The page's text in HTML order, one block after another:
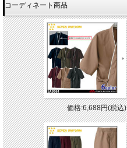
コーディネート商品
価格:6,688円(税込)